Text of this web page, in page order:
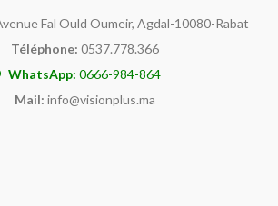
Fal Ould Oumeir, Agdal-10080-Rabat
Téléphone: 0537.778.366
WhatsApp: 0666-984-864
Mail: info@visionplus.ma